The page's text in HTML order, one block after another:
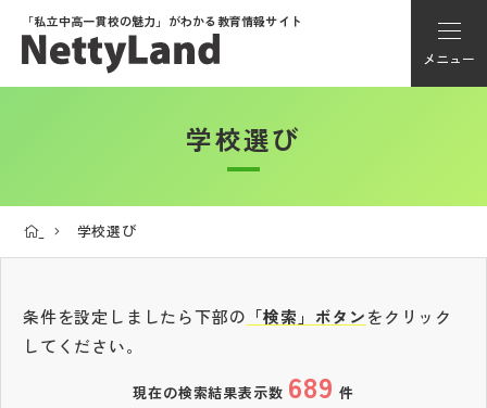
「私立中高一貫校の魅力」がわかる教育情報サイト
メニュー
アカウント登録
メニュー
学校選び
学校選び
学校選び
条件を設定しましたら下部の 「検索」ボタンをクリック
してください。
現在の検索結果表示数 689 件